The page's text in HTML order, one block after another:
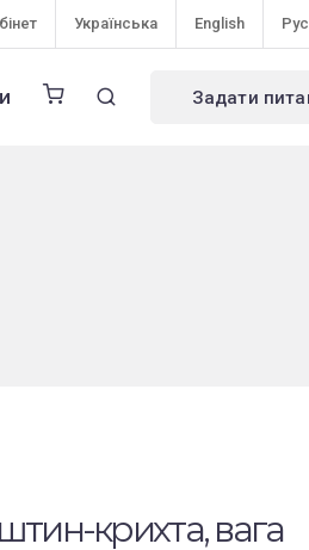
Українська English
Задати
крихта, вага